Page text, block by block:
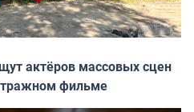
актёров массовых сцен
фильме